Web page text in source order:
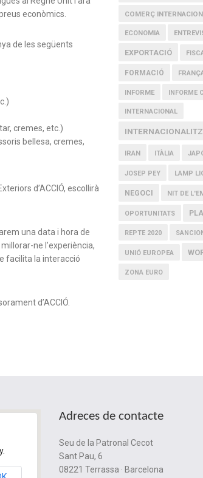
econòmics.
de les següents
cremes, etc.)
bellesa, cremes,
d’ACCIÓ, escollirà
una data i hora de
ne l’experiència,
facilita la interacció
d’ACCIÓ.
COMERÇ
ECONOMIA
EXPORTACIÓ
FORMACIÓ
INFORME INFORME
INTERNACIONAL
IRAN ITÀLIA
JOSEP PEY LAMP
NEGOCI NIT DE
OPORTUNITATS
REPTE 2020
UNIÓ EUROPEA
ZONA EURO
Adreces de contacte
Seu de la Patronal Cecot
Sant Pau, 6
08221 Terrassa · Barcelona